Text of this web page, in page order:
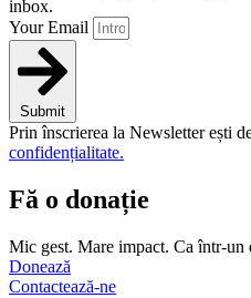
inbox.
Your Email
Submit
Prin înscrierea la Newsletter ești
confidențialitate.
Fă o donație
Mic gest. Mare impact. Ca într-un
Donează
Contactează-ne